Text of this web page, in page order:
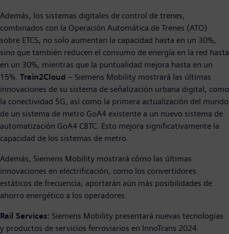
Además, los sistemas digitales de control de trenes,
combinados con la Operación Automática de Trenes (ATO)
sobre ETCS, no solo aumentan la capacidad hasta en un 30%,
sino que también reducen el consumo de energía en la red hasta
en un 30%, mientras que la puntualidad mejora hasta en un
15%. Train2Cloud – Siemens Mobility mostrará las últimas
innovaciones de su sistema de señalización urbana digital, como
la conectividad 5G, así como la primera actualización del mundo
de un sistema de metro GoA4 existente a un nuevo sistema de
automatización GoA4 CBTC. Esto mejora significativamente la
capacidad de los sistemas de metro.
Además, Siemens Mobility mostrará cómo las últimas
innovaciones en electrificación, como los convertidores
estáticos de frecuencia, aportarán aún más posibilidades de
ahorro energético a los operadores.
Rail Services: Siemens Mobility presentará nuevas tecnologías
y productos de servicios ferroviarios en InnoTrans 2024.